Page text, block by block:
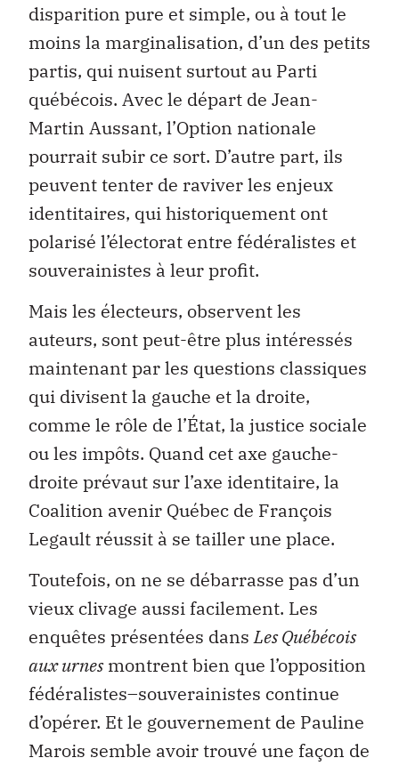
disparition pure et simple, ou à tout le
moins la marginalisation, d’un des petits
partis, qui nuisent surtout au Parti
québécois. Avec le départ de Jean-
Martin Aussant, l’Option nationale
pourrait subir ce sort. D’autre part, ils
peuvent tenter de raviver les enjeux
identitaires, qui historiquement ont
polarisé l’électorat entre fédéralistes et
souverainistes à leur profit.
Mais les électeurs, observent les
auteurs, sont peut-être plus intéressés
maintenant par les questions classiques
qui divisent la gauche et la droite,
comme le rôle de l’État, la justice sociale
ou les impôts. Quand cet axe gauche-
droite prévaut sur l’axe identitaire, la
Coalition avenir Québec de François
Legault réussit à se tailler une place.
Toutefois, on ne se débarrasse pas d’un
vieux clivage aussi facilement. Les
enquêtes présentées dansLes Québécois
aux urnesmontrent bien que l’opposition
fédéralistes–souverainistes continue
d’opérer. Et le gouvernement de Pauline
Marois semble avoir trouvé une façon de